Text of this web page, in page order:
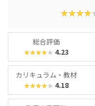
おきたい」方におすす
れもヒューマンオリジ
総合評価
★★★★★ 4.23
カリキュラム・教材
★★★★★ 4.18